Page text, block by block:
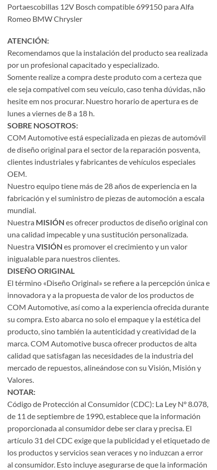
Portaescobillas 12V Bosch compatible 699150 para Alfa
Romeo BMW Chrysler
ATENCIÓN:
Recomendamos que la instalación del producto sea realizada
por un profesional capacitado y especializado.
Somente realize a compra deste produto com a certeza que
ele seja compatível com seu veículo, caso tenha dúvidas, não
hesite em nos procurar. Nuestro horario de apertura es de
lunes a viernes de 8 a 18 h.
SOBRE NOSOTROS:
COM Automotive está especializada en piezas de automóvil
de diseño original para el sector de la reparación posventa,
clientes industriales y fabricantes de vehículos especiales
OEM.
Nuestro equipo tiene más de 28 años de experiencia en la
fabricación y el suministro de piezas de automoción a escala
mundial.
Nuestra MISIÓN es ofrecer productos de diseño original con
una calidad impecable y una sustitución personalizada.
Nuestra VISIÓN es promover el crecimiento y un valor
inigualable para nuestros clientes.
DISEÑO ORIGINAL
El término «Diseño Original» se refiere a la percepción única e
innovadora y a la propuesta de valor de los productos de
COM Automotive, así como a la experiencia ofrecida durante
su compra. Esto abarca no solo el empaque y la estética del
producto, sino también la autenticidad y creatividad de la
marca. COM Automotive busca ofrecer productos de alta
calidad que satisfagan las necesidades de la industria del
mercado de repuestos, alineándose con su Visión, Misión y
Valores.
NOTAR:
Código de Protección al Consumidor (CDC): La Ley N° 8.078,
de 11 de septiembre de 1990, establece que la información
proporcionada al consumidor debe ser clara y precisa. El
artículo 31 del CDC exige que la publicidad y el etiquetado de
los productos y servicios sean veraces y no induzcan a error
al consumidor. Esto incluye asegurarse de que la información